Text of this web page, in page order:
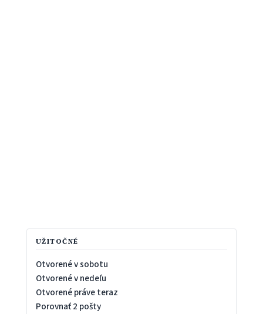
UŽITOČNÉ
Otvorené v sobotu
Otvorené v nedeľu
Otvorené práve teraz
Porovnať 2 pošty